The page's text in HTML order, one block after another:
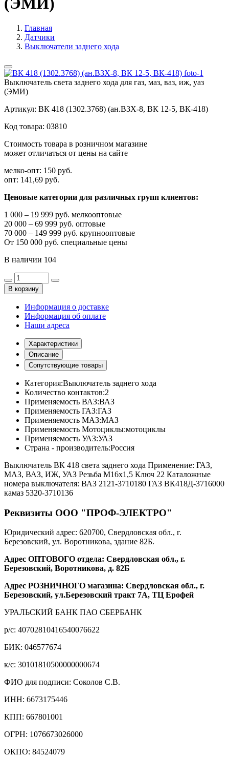
Главная
Датчики
Выключатели заднего хода
Выключатель света заднего хода для газ, маз, ваз, иж, уаз
(ЭМИ)
Артикул: ВК 418 (1302.3768) (ан.ВЗХ-8, ВК 12-5, ВК-418)
Код товара: 03810
Стоимость товара в розничном магазине
может отличаться от цены на сайте
мелко-опт: 150 руб.
опт: 141,69 руб.
Ценовые категории для различных групп клиентов:
1 000 – 19 999 руб. мелкооптовые
20 000 – 69 999 руб. оптовые
70 000 – 149 999 руб. крупнооптовые
От 150 000 руб. специальные цены
В наличии 104
В корзину
Информация о доставке
Информация об оплате
Наши адреса
Характеристики
Описание
Сопутствующие товары
Категория:Выключатель заднего хода
Количество контактов:2
Применяемость ВАЗ:ВАЗ
Применяемость ГАЗ:ГАЗ
Применяемость МАЗ:МАЗ
Применяемость Мотоциклы:мотоциклы
Применяемость УАЗ:УАЗ
Страна - производитель:Россия
Выключатель ВК 418 света заднего хода Применение: ГАЗ,
МАЗ, ВАЗ, ИЖ, УАЗ Резьба М16х1,5 Ключ 22 Каталожные
номера выключателя: ВАЗ 2121-3710180 ГАЗ ВК418Д-3716000
камаз 5320-3710136
Реквизиты ООО "ПРОФ-ЭЛЕКТРО"
Юридический адрес: 620700, Свердловская обл., г.
Березовский, ул. Воротникова, здание 82Б.
Адрес ОПТОВОГО отдела: Свердловская обл., г.
Березовский, Воротникова, д. 82Б
Адрес РОЗНИЧНОГО магазина: Свердловская обл., г.
Березовский, ул.Березовский тракт 7А, ТЦ Ерофей
УРАЛЬСКИЙ БАНК ПАО СБЕРБАНК
р/c: 40702810416540076622
БИК: 046577674
к/c: 30101810500000000674
ФИО для подписи: Соколов С.В.
ИНН: 6673175446
КПП: 667801001
ОГРН: 1076673026000
ОКПО: 84524079